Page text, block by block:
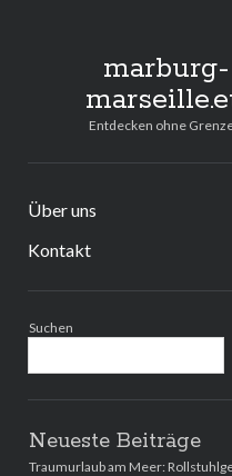
marburg-
Entdecken ohne
Über uns
Kontakt
Suchen
Neueste Beiträge
Traumurlaub am Meer: